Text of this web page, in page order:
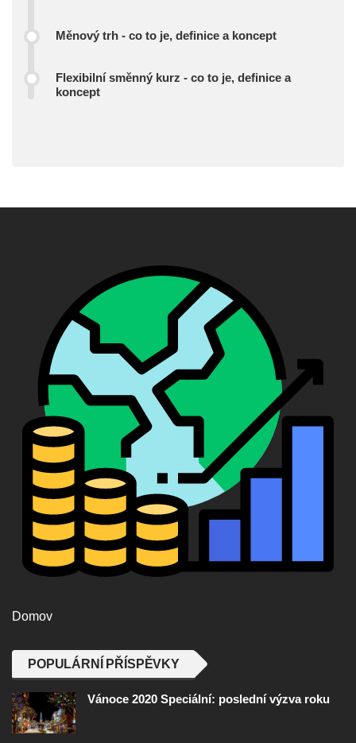
Měnový trh - co to je, definice a koncept
Flexibilní směnný kurz - co to je, definice a
koncept
Domov
POPULÁRNÍ PŘÍSPĚVKY
Vánoce 2020 Speciální: poslední výzva roku